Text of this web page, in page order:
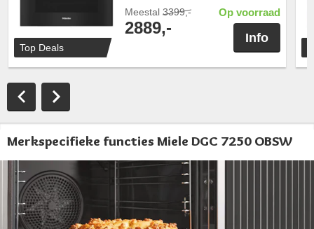
Top Deals
Meestal 3399,-
2889,-
Op voorraad
Info
Merkspecifieke functies Miele DGC 7250 OBSW